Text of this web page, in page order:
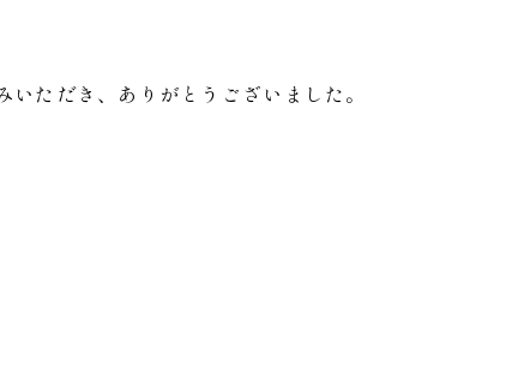
いただき、ありがとうございました。